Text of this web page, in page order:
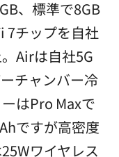
、標準で8GB
7チップを自社
Airは自社5G
チャンバー冷
はPro Maxで
ですが高密度
ワイヤレス